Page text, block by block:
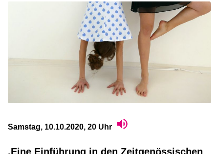
Samstag, 10.10.2020, 20 Uhr
‚Eine Einführung in den Zeitgenössischen